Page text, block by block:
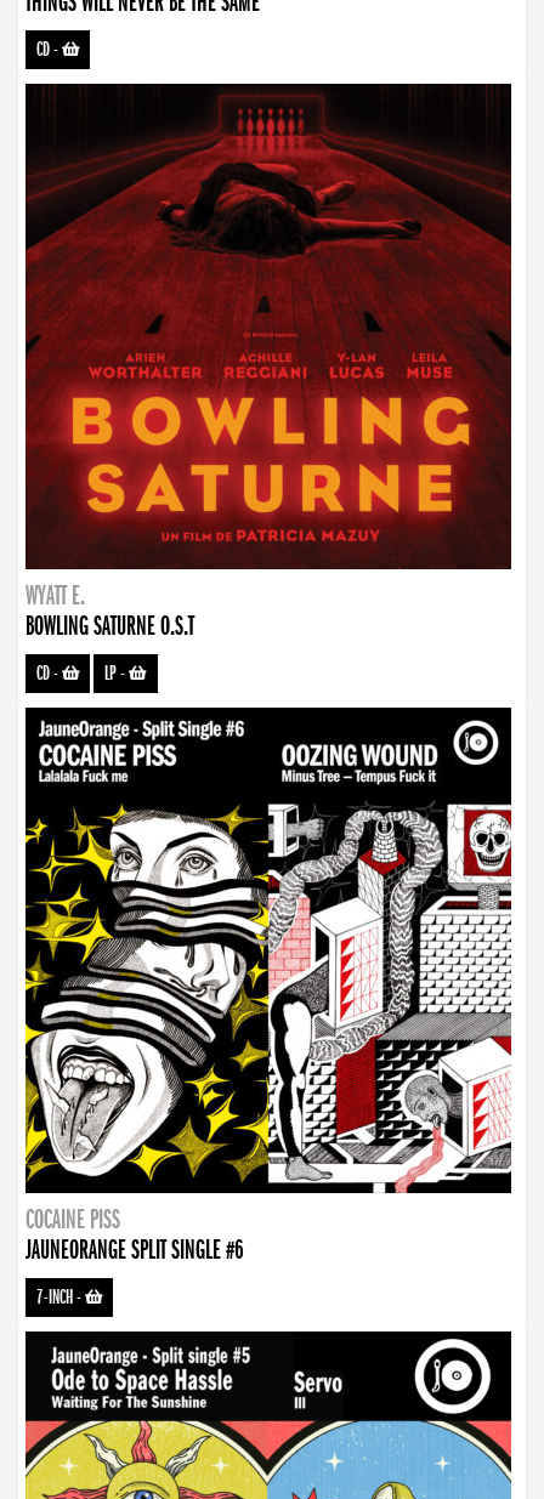
CD-
WYATT E.
BOWLING SATURNE O.S.T
CD- LP-
COCAINE PISS
JAUNEORANGE SPLIT SINGLE #6
7-INCH-